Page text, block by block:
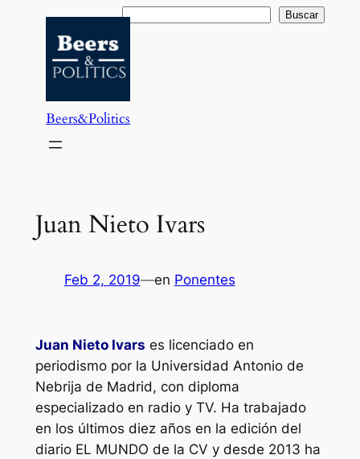
contenido
Buscar Buscar
Beers&Politics
Juan Nieto Ivars
Feb 2, 2019—en Ponentes
Juan Nieto Ivars es licenciado en
periodismo por la Universidad Antonio de
Nebrija de Madrid, con diploma
especializado en radio y TV. Ha trabajado
en los últimos diez años en la edición del
diario EL MUNDO de la CV y desde 2013 ha